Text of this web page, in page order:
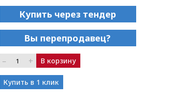
Купить через тендер
Вы перепродавец?
– + В корзину
Купить в 1 клик